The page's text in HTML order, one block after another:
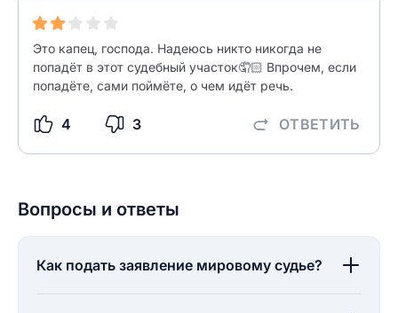
Это капец, господа. Надеюсь никто никогда не
попадёт в этот судебный участок🤦🏻 Впрочем, если
попадёте, сами поймёте, о чем идёт речь.
4 3 ОТВЕТИТЬ
Вопросы и ответы
Как подать заявление мировому судье?